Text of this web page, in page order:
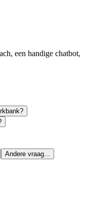
een handige chatbot,
Andere vraag...